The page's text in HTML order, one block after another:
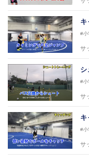
#小
サ
#小
サ
#小
サ